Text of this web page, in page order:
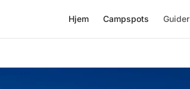
Hjem Campspots Guider